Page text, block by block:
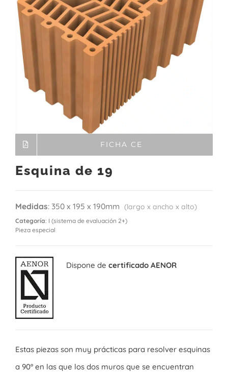
FICHA CE
Esquina de 19
Medidas: 350 x 195 x 190mm (largo x ancho x alto)
Categoría: I (sistema de evaluación 2+)
Pieza especial
Dispone de certificado AENOR
Estas piezas son muy prácticas para resolver esquinas
a 90º en las que los dos muros que se encuentran